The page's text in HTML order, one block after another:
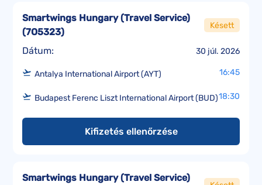
Dátum: 30 júl. 2026
Smartwings Hungary (Travel Service)
(7O5323)
Késett
Antalya International Airport (AYT) 16:45
Budapest Ferenc Liszt International Airport (BUD)18:30
Kifizetés ellenőrzése
Smartwings Hungary (Travel Service)